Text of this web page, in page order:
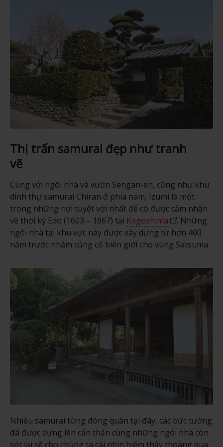
Thị trấn samurai đẹp như tranh
vẽ
Cùng với ngôi nhà và vườn Sengan-en, cũng như khu
dinh thự samurai Chiran ở phía nam, Izumi là một
trong những nơi tuyệt vời nhất để có được cảm nhận
về thời kỳ Edo (1603 – 1867) tại Kagoshima
. Những
ngôi nhà tại khu vực này được xây dựng từ hơn 400
năm trước nhằm củng cố biên giới cho vùng Satsuma.
Nhiều samurai từng đóng quân tại đây, các bức tường
đá được dựng lên cẩn thận cùng những ngôi nhà còn
sót lại sẽ cho chúng ta cái nhìn hiếm thấy thoáng qua